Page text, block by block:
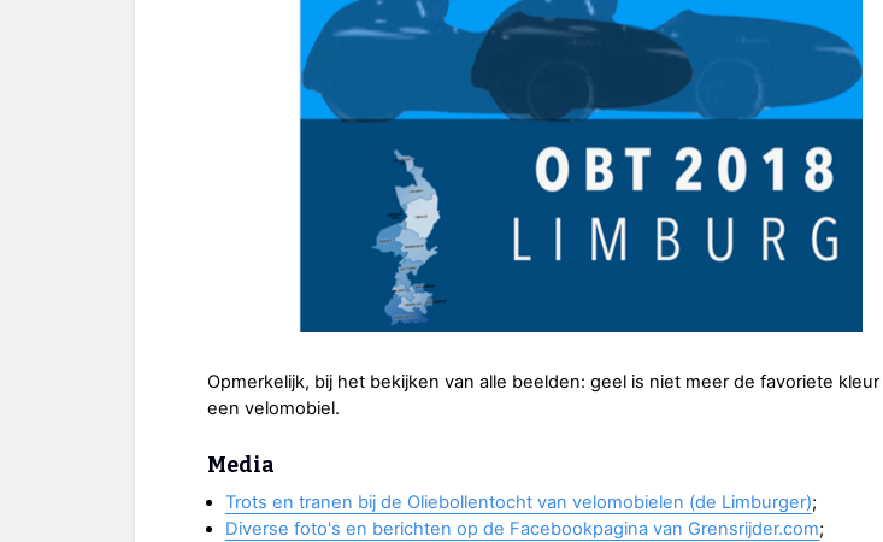
Opmerkelijk, bij het bekijken van alle beelden: geel is niet meer de favoriete
een velomobiel.
Media
Trots en tranen bij de Oliebollentocht van velomobielen (de Limburger);
Diverse foto's en berichten op de Facebookpagina van Grensrijder.com;